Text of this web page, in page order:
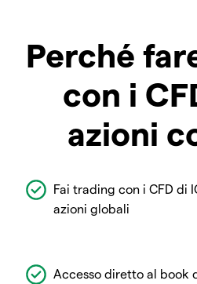
Perché
con i
azioni
Fai trading con i CFD di
azioni globali
Accesso diretto al book